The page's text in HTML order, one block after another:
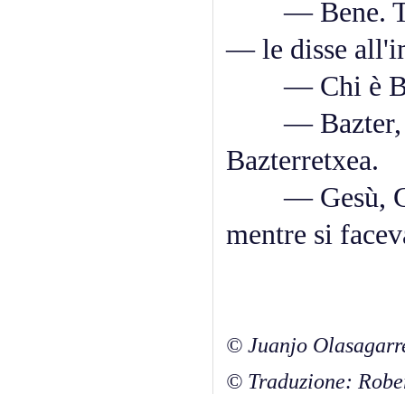
— Bene.
— le disse
— Chi è
— Bazter,
Bazterretxea.
— Gesù,
mentre si
© Juanjo
© Traduzione: